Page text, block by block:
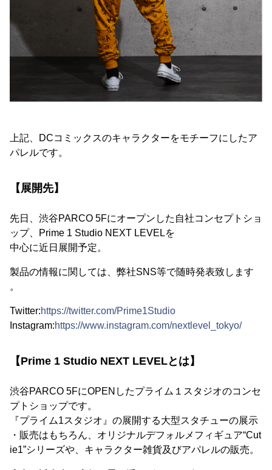
上記、DCコミックスのキャラクターをモチーフにしたア
パレルです。
【展開先】
先日、渋谷PARCO 5Fにオープンした自社コンセプトショ
ップ、Prime 1 Studio NEXT LEVELを
中心に近日展開予定。
製品の情報に関しては、弊社SNS等で随時発表致します
。
Twitter:https://twitter.com/Prime1Studio
Instagram:https://www.instagram.com/nextlevel_tokyo/
【Prime 1 Studio NEXT LEVELとは】
渋谷PARCO 5FにOPENしたプライム１スタジオのコンセ
プトショップです。
『プライム1スタジオ』の展開する大型スタチューの展示
・販売はもちろん、オリジナルデフォルメフィギュア“Cut
ie1”シリーズや、キャラクター雑貨及びアパレルの販売。